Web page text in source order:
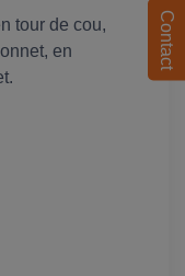
tour de cou,
en
Contact